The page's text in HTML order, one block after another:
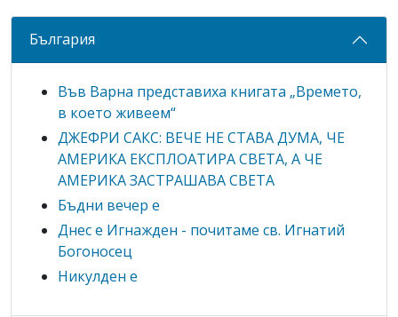
България
Във Варна представиха книгата „Времето,
в което живеем“
ДЖЕФРИ САКС: ВЕЧЕ НЕ СТАВА ДУМА, ЧЕ
АМЕРИКА ЕКСПЛОАТИРА СВЕТА, А ЧЕ
АМЕРИКА ЗАСТРАШАВА СВЕТА
Бъдни вечер е
Днес е Игнажден - почитаме св. Игнатий
Богоносец
Никулден е